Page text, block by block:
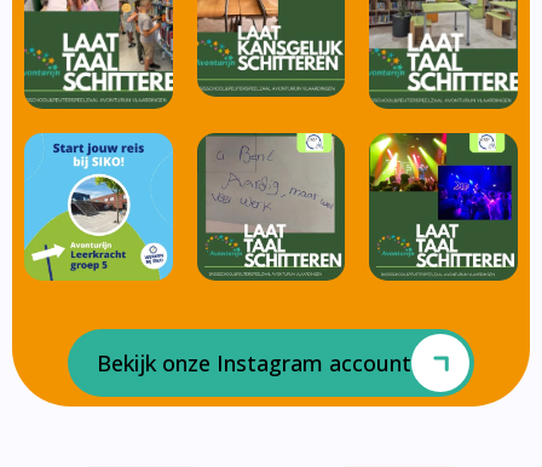
Bekijk onze Instagram account